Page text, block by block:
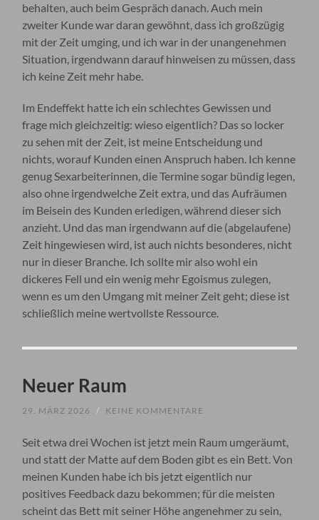
behalten, auch beim Gespräch danach. Auch mein
zweiter Kunde war daran gewöhnt, dass ich großzügig
mit der Zeit umging, und ich war in der unangenehmen
Situation, irgendwann darauf hinweisen zu müssen, dass
ich keine Zeit mehr habe.
Im Endeffekt hatte ich ein schlechtes Gewissen und
frage mich gleichzeitig: wieso eigentlich? Das so locker
zu sehen mit der Zeit, ist meine Entscheidung und
nichts, worauf Kunden einen Anspruch haben. Ich kenne
genug Sexarbeiterinnen, die Termine sogar bündig legen,
also ohne irgendwelche Zeit extra, und das Aufräumen
im Beisein des Kunden erledigen, während dieser sich
anzieht. Und das man irgendwann auf die (abgelaufene)
Zeit hingewiesen wird, ist auch nichts besonderes, nicht
nur in dieser Branche. Ich sollte mir also wohl ein
dickeres Fell und ein wenig mehr Egoismus zulegen,
wenn es um den Umgang mit meiner Zeit geht; diese ist
schließlich meine wertvollste Ressource.
Neuer Raum
29. MÄRZ 2026 / KEINE KOMMENTARE
Seit etwa drei Wochen ist jetzt mein Raum umgeräumt,
und statt der Matte auf dem Boden gibt es ein Bett. Von
meinen Kunden habe ich bis jetzt eigentlich nur
positives Feedback dazu bekommen; für die meisten
scheint das Bett mit seiner Höhe angenehmer zu sein,